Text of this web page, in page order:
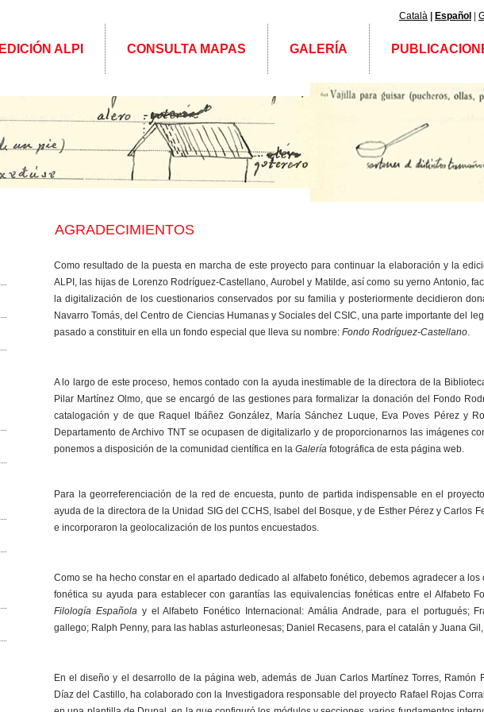
Català Español
EDICIÓN ALPI CONSULTA MAPAS GALERÍA
AGRADECIMIENTOS
Como resultado de la puesta en marcha de este proyecto para continuar la elaboración y la
ALPI, las hijas de Lorenzo Rodríguez-Castellano, Aurobel y Matilde, así como su yerno Antonio,
la digitalización de los cuestionarios conservados por su familia y posteriormente decidieron
Navarro Tomás, del Centro de Ciencias Humanas y Sociales del CSIC, una parte importante del
pasado a constituir en ella un fondo especial que lleva su nombre: Fondo Rodríguez-Castellano.
A lo largo de este proceso, hemos contado con la ayuda inestimable de la directora de la
Pilar Martínez Olmo, que se encargó de las gestiones para formalizar la donación del Fondo
catalogación y de que Raquel Ibáñez González, María Sánchez Luque, Eva Poves Pérez y
Departamento de Archivo TNT se ocupasen de digitalizarlo y de proporcionarnos las imágenes
ponemos a disposición de la comunidad científica en la Galería fotográfica de esta página web.
Para la georreferenciación de la red de encuesta, punto de partida indispensable en el
ayuda de la directora de la Unidad SIG del CCHS, Isabel del Bosque, y de Esther Pérez y Carlos
e incorporaron la geolocalización de los puntos encuestados.
Como se ha hecho constar en el apartado dedicado al alfabeto fonético, debemos agradecer a los
fonética su ayuda para establecer con garantías las equivalencias fonéticas entre el Alfabeto
Filología Española y el Alfabeto Fonético Internacional: Amália Andrade, para el portugués;
gallego; Ralph Penny, para las hablas asturleonesas; Daniel Recasens, para el catalán y Juana
En el diseño y el desarrollo de la página web, además de Juan Carlos Martínez Torres, Ramón
Díaz del Castillo, ha colaborado con la Investigadora responsable del proyecto Rafael Rojas